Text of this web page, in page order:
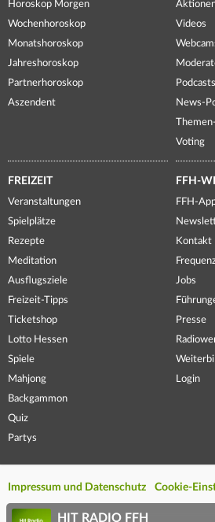
Horoskop Morgen
Wochenhoroskop
Monatshoroskop
Jahreshoroskop
Partnerhoroskop
Aszendent
Videos
Podcasts
News-
Voting
FREIZEIT
Veranstaltungen
Spielplätze
Rezepte
Meditation
Ausflugsziele
Freizeit-Tipps
Ticketshop
Lotto Hessen
Spiele
Mahjong
Backgammon
Quiz
Partys
FFH-
FFH-
Kontakt
Jobs
Presse
Login
Impressum und Datenschutz Cookie-
HIT RADIO FFH